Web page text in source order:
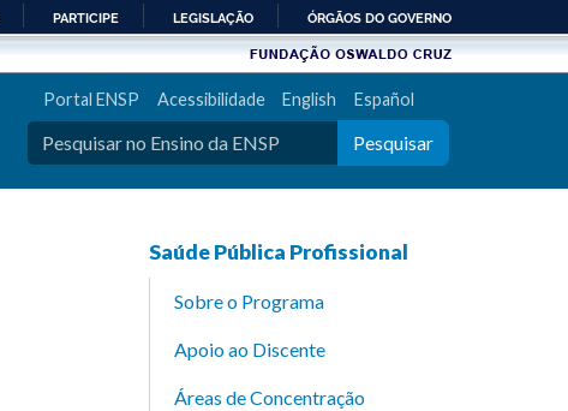
PARTICIPE LEGISLAÇÃO ÓRGÃOS DO GOVERNO
Portal ENSP Acessibilidade English Español
Pesquisar
Saúde Pública Profissional
Sobre o Programa
Apoio ao Discente
Áreas de Concentração